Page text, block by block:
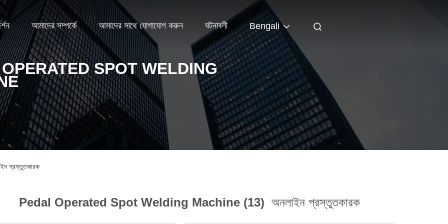
আমাদের সম্পর্কে আমাদের সাথে যোগাযোগ করুন ঘটনাবলী Bengali
SPOT WELDING
প্রস্তুতকারক
Pedal Operated Spot Welding Machine (13) অনলাইন প্রস্তুতকারক